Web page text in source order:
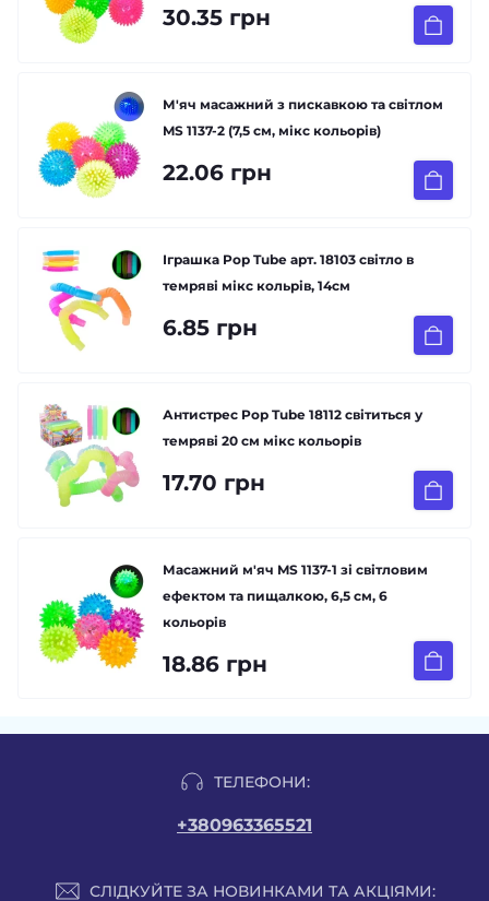
30.35 грн
М'яч масажний з пискавкою та світлом
MS 1137-2 (7,5 см, мікс кольорів)
22.06 грн
Іграшка Pop Tube арт. 18103 світло в
темряві мікс кольрів, 14см
6.85 грн
Антистрес Pop Tube 18112 світиться у
темряві 20 см мікс кольорів
17.70 грн
Масажний м'яч MS 1137-1 зі світловим
ефектом та пищалкою, 6,5 см, 6
кольорів
18.86 грн
ТЕЛЕФОНИ:
+380963365521
СЛІДКУЙТЕ ЗА НОВИНКАМИ ТА АКЦІЯМИ: